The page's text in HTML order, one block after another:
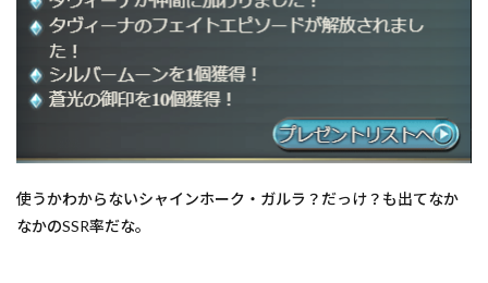
使うかわからないシャインホーク・ガルラ？だっけ？も出てなか
なかのSSR率だな。